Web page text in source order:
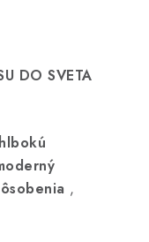
DO SVETA
hlbokú
,